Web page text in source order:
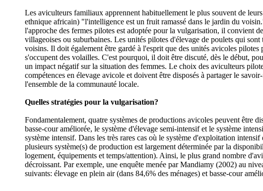
Les aviculteurs familiaux apprennent habituellement le plus souvent de
ethnique africain) "l'intelligence est un fruit ramassé dans le jardin du
l'approche des fermes pilotes est adoptée pour la vulgarisation, il convient
villageoises ou suburbaines. Les unités pilotes d'élevage de poulets qui
voisins. Il doit également être gardé à l'esprit que des unités avicoles
s'occupent des volailles. C'est pourquoi, il doit être discuté, dès le début,
un impact négatif sur la situation des femmes. Le choix des aviculteurs
compétences en élevage avicole et doivent être disposés à partager le
l'ensemble de la communauté locale.
Quelles stratégies pour la vulgarisation?
Fondamentalement, quatre systèmes de productions avicoles peuvent être
basse-cour améliorée, le système d'élevage semi-intensif et le système
système intensif. Dans les très rares cas où le système d'exploitation
plusieurs système(s) de production est largement déterminée par la
logement, équipements et temps/attention). Ainsi, le plus grand nombre
décroissant. Par exemple, une enquête menée par Mandiamy (2002) au
suivants: élevage en plein air (dans 84,6% des ménages) et basse-cour